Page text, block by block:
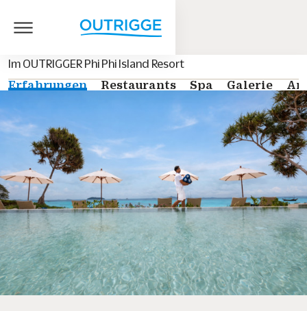
Im OUTRIGGER Phi Phi Island Resort
Erfahrungen
Restaurants Spa Galerie